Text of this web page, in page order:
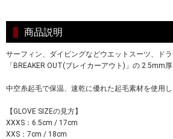
商品説明
サーフィン、ダイビングなどウエットスーツ、ド
「BREAKER OUT(ブレイカーアウト)」の 2.5mm
中空糸起毛で保温、速乾に優れた起毛素材を使用し
【GLOVE SIZEの見方】
XXXS：6.5cm / 17cm
XXS：7cm / 18cm